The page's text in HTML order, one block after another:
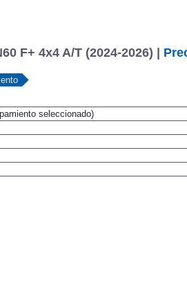
F+ 4x4 A/T (2024-2026) |
seleccionado)